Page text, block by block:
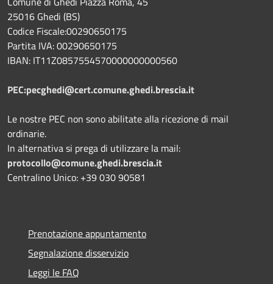
25016 Ghedi (BS)
Codice Fiscale:00290650175
Partita IVA: 00290650175
IBAN: IT11Z0857554570000000000560
PEC:pecghedi@cert.comune.ghedi.brescia.it
Le nostre PEC non sono abilitate alla ricezione di mail
ordinarie.
In alternativa si prega di utilizzare la mail:
protocollo@comune.ghedi.brescia.it
Centralino Unico: +39 030 90581
Prenotazione appuntamento
Segnalazione disservizio
Leggi le FAQ